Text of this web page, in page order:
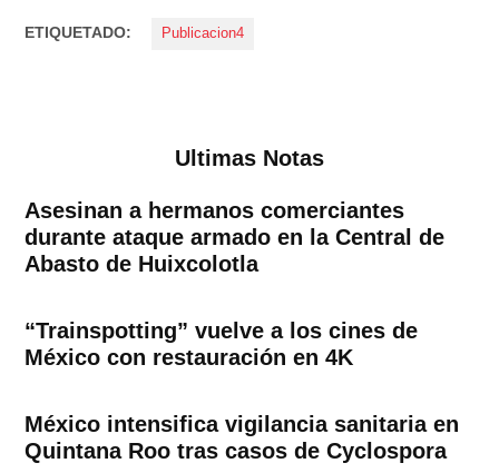
ETIQUETADO: Publicacion4
Ultimas Notas
Asesinan a hermanos comerciantes
durante ataque armado en la Central de
Abasto de Huixcolotla
“Trainspotting” vuelve a los cines de
México con restauración en 4K
México intensifica vigilancia sanitaria en
Quintana Roo tras casos de Cyclospora